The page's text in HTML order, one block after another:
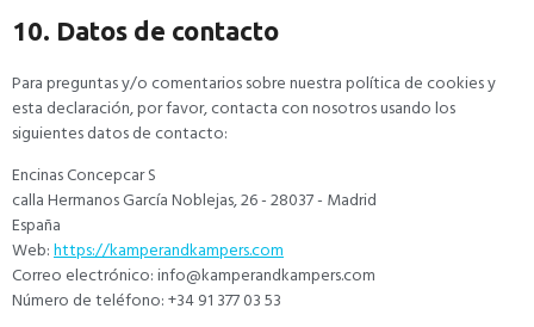
10. Datos de contacto
Para preguntas y/o comentarios sobre nuestra política de cookies y
esta declaración, por favor, contacta con nosotros usando los
siguientes datos de contacto:
Encinas Concepcar S
calla Hermanos García Noblejas, 26 - 28037 - Madrid
España
Web:https://kamperandkampers.com
Correo electrónico:info@kamperandkampers.com
Número de teléfono: +34 91 377 03 53